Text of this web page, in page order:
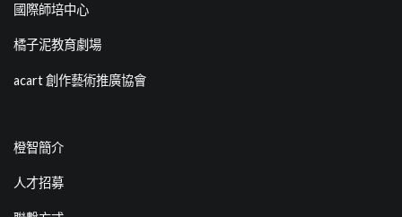
國際師培中心
橘子泥教育劇場
acart 創作藝術推廣協會
橙智簡介
人才招募